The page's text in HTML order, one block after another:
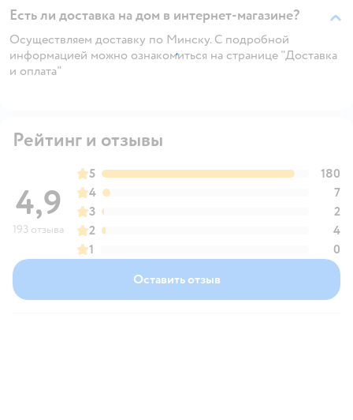
Есть ли доставка на дом в интернет-магазине?
Осуществляем доставку по Минску. С подробной
информацией можно ознакомиться на странице "Доставка
и оплата"
Рейтинг и отзывы
4,9
193 отзыва
5
180
4
7
3
2
2
4
1
0
Оставить отзыв